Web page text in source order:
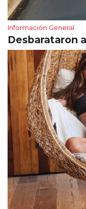
Información General
Desbarataron